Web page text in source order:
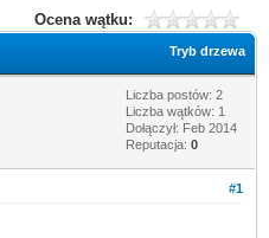
Ocena wątku:
Tryb drzewa
Liczba postów: 2
Liczba wątków: 1
Dołączył: Feb 2014
Reputacja: 0
#1